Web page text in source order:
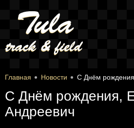
Главная Новости С Днём
С Днём рождения,
Андреевич